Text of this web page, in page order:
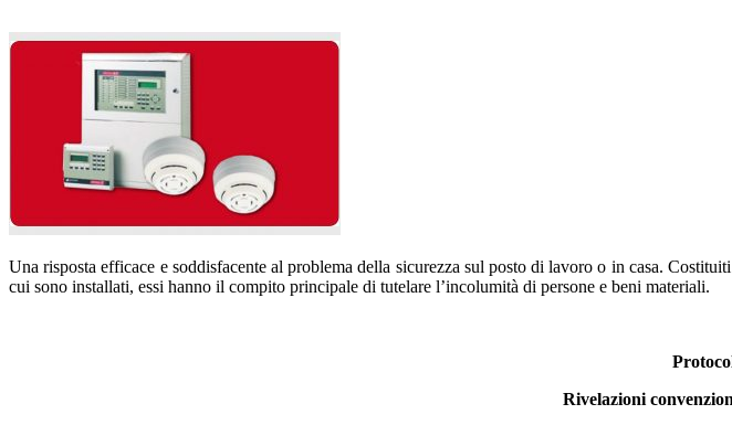
Una risposta efficace e soddisfacente al problema della sicurezza sul posto di lavoro o in casa.
cui sono installati, essi hanno il compito principale di tutelare l’incolumità di persone e beni materiali.
Rivelazioni